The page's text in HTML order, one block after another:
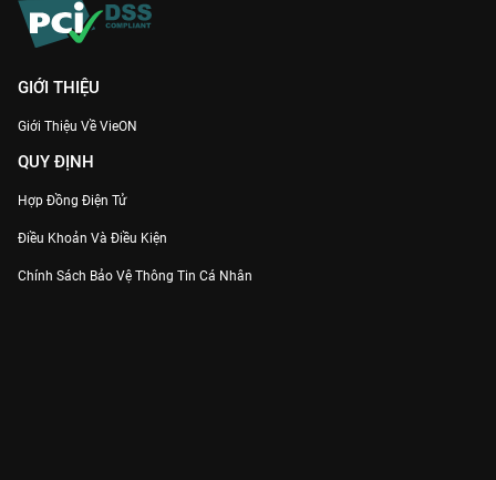
GIỚI THIỆU
Giới Thiệu Về VieON
QUY ĐỊNH
Hợp Đồng Điện Tử
Điều Khoản Và Điều Kiện
Chính Sách Bảo Vệ Thông Tin Cá Nhân